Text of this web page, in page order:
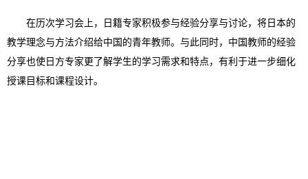
在历次学习会上，日籍专家积极参与经验分享与讨论，将日本的
教学理念与方法介绍给中国的青年教师。与此同时，中国教师的经验
分享也使日方专家更了解学生的学习需求和特点，有利于进一步细化
授课目标和课程设计。